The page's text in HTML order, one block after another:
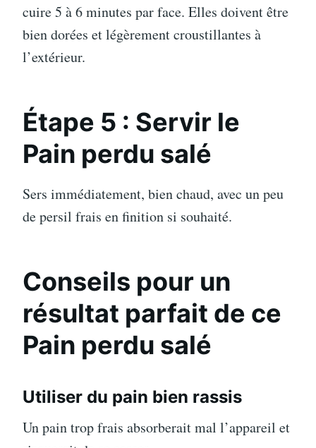
cuire 5 à 6 minutes par face. Elles doivent être
bien dorées et légèrement croustillantes à
l’extérieur.
Étape 5 : Servir le
Pain perdu salé
Sers immédiatement, bien chaud, avec un peu
de persil frais en finition si souhaité.
Conseils pour un
résultat parfait de ce
Pain perdu salé
Utiliser du pain bien rassis
Un pain trop frais absorberait mal l’appareil et